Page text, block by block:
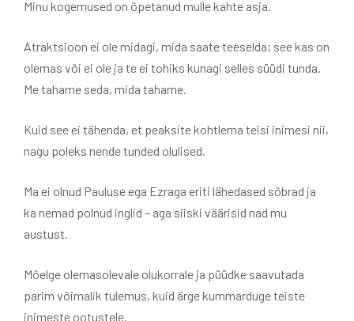
Minu kogemused on õpetanud mulle kahte asja.
Atraktsioon ei ole midagi, mida saate teeselda; see kas on
olemas või ei ole ja te ei tohiks kunagi selles süüdi tunda.
Me tahame seda, mida tahame.
Kuid see ei tähenda, et peaksite kohtlema teisi inimesi nii,
nagu poleks nende tunded olulised.
Ma ei olnud Pauluse ega Ezraga eriti lähedased sõbrad ja
ka nemad polnud inglid – aga siiski väärisid nad mu
austust.
Mõelge olemasolevale olukorrale ja püüdke saavutada
parim võimalik tulemus, kuid ärge kummarduge teiste
inimeste ootustele.